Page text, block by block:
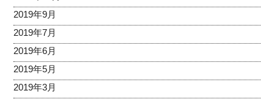
2019年9月
2019年7月
2019年6月
2019年5月
2019年3月